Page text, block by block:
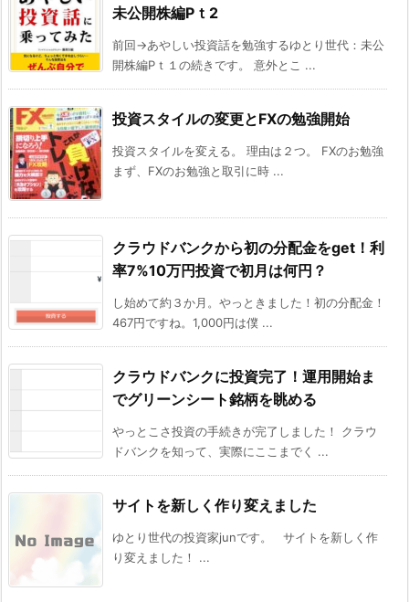
未公開株編Pｔ2
前回→あやしい投資話を勉強するゆとり世代：未公
開株編Pｔ１の続きです。 意外とこ ...
投資スタイルの変更とFXの勉強開始
投資スタイルを変える。 理由は２つ。 FXのお勉強
まず、FXのお勉強と取引に時 ...
クラウドバンクから初の分配金をget！利
率7%10万円投資で初月は何円？
し始めて約３か月。やっときました！初の分配金！
467円ですね。1,000円は僕 ...
クラウドバンクに投資完了！運用開始ま
でグリーンシート銘柄を眺める
やっとこさ投資の手続きが完了しました！ クラウ
ドバンクを知って、実際にここまでく ...
サイトを新しく作り変えました
ゆとり世代の投資家junです。 サイトを新しく作
り変えました！ ...